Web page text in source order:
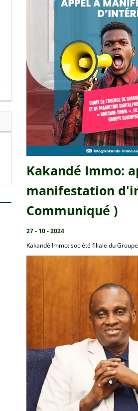
Kakandé Immo:
manifestation
Communiqué )
27 - 10 - 2024
Kakandé Immo: société filiale du